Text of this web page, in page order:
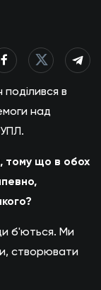
в
над
тому що в обох
б'ються. Ми
створювати